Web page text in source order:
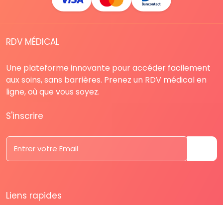
RDV MÉDICAL
Une plateforme innovante pour accéder facilement
aux soins, sans barrières. Prenez un RDV médical en
ligne, où que vous soyez.
S'inscrire
Liens rapides